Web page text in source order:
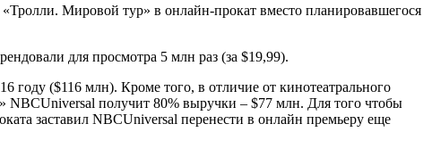
Мировой тур» в онлайн-прокат вместо планировавшегося
для просмотра 5 млн раз (за $19,99).
году ($116 млн). Кроме того, в отличие от кинотеатрального
получит 80% выручки – $77 млн. Для того чтобы
заставил NBCUniversal перенести в онлайн премьеру еще